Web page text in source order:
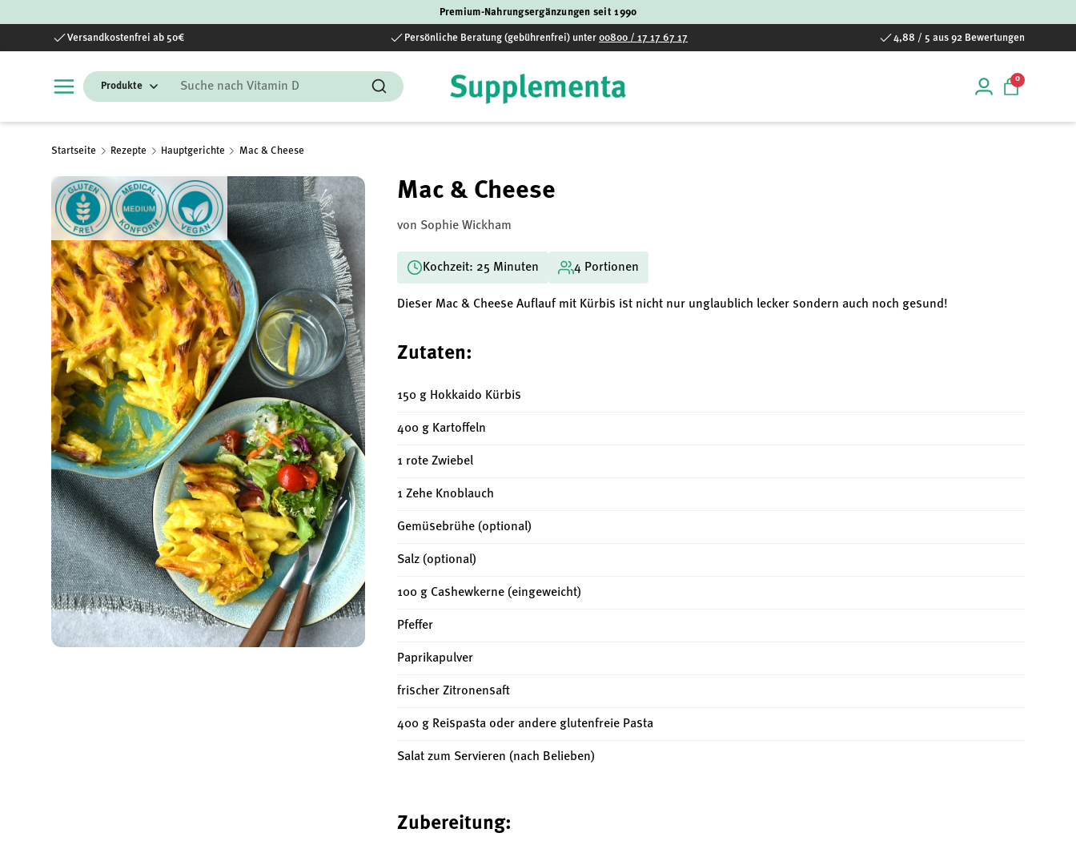
Direkt zum Inhalt
Premium-Nahrungsergänzungen seit 1990
Versandkostenfrei ab 50€ Persönliche Beratung (gebührenfrei) unter 00800 / 17 17 67 17 4,88 / 5 aus 92 Bewertungen
Suchen
Suchen Einloggen
00 Artikel
Startseite Rezepte Hauptgerichte Mac & Cheese
Mac & Cheese
von Sophie Wickham
Kochzeit: 25 Minuten 4 Portionen
Dieser Mac & Cheese Auflauf mit Kürbis ist nicht nur unglaublich lecker sondern auch noch gesund!
Zutaten:
150 g Hokkaido Kürbis
400 g Kartoffeln
1 rote Zwiebel
1 Zehe Knoblauch
Gemüsebrühe (optional)
Salz (optional)
100 g Cashewkerne (eingeweicht)
Pfeffer
Paprikapulver
frischer Zitronensaft
400 g Reispasta oder andere glutenfreie Pasta
Salat zum Servieren (nach Belieben)
Zubereitung: